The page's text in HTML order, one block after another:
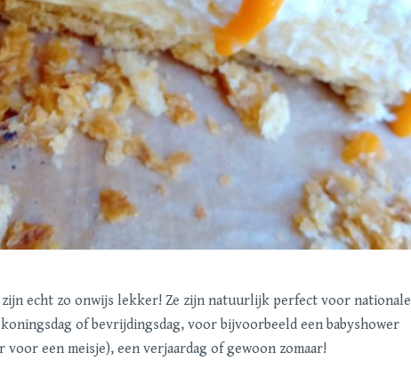
zijn echt zo onwijs lekker! Ze zijn natuurlijk perfect voor nationale
of bevrijdingsdag, voor bijvoorbeeld een babyshower
voor een meisje), een verjaardag of gewoon zomaar!